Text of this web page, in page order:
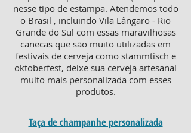
nesse tipo de estampa. Atendemos todo
o Brasil , incluindo Vila Lângaro - Rio
Grande do Sul com essas maravilhosas
canecas que são muito utilizadas em
festivais de cerveja como stammtisch e
oktoberfest, deixe sua cerveja artesanal
muito mais personalizada com esses
produtos.
Taça de champanhe personalizada